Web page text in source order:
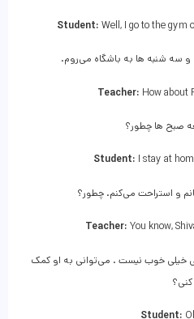
Student: Well, I go to the gym
سه شنبه ها به باشگاه می‌روم.
Teacher: How about
صبح ها چطور؟
Student: I stay at
و استراحت می‌کنم. چطور؟
Teacher: You know,
خیلی خوب نیست . می‌توانی به او کمک
کنی؟
Student: